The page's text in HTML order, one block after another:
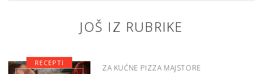
JOŠ IZ RUBRIKE
ZA KUĆNE PIZZA MAJSTORE
RECEPTI